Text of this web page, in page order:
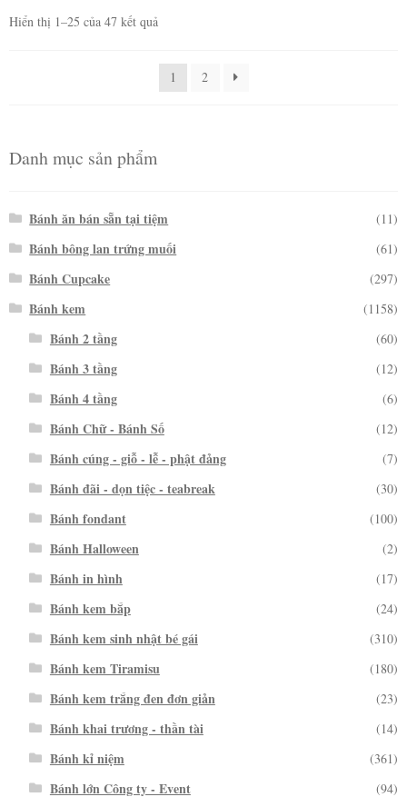
Hiển thị 1–25 của 47 kết quả
1 2
Danh mục sản phẩm
Bánh ăn bán sẵn tại tiệm (11)
Bánh bông lan trứng muối (61)
Bánh Cupcake (297)
Bánh kem (1158)
Bánh 2 tầng (60)
Bánh 3 tầng (12)
Bánh 4 tầng (6)
Bánh Chữ - Bánh Số (12)
Bánh cúng - giỗ - lễ - phật đảng (7)
Bánh đãi - dọn tiệc - teabreak (30)
Bánh fondant (100)
Bánh Halloween (2)
Bánh in hình (17)
Bánh kem bắp (24)
Bánh kem sinh nhật bé gái (310)
Bánh kem Tiramisu (180)
Bánh kem trắng đen đơn giản (23)
Bánh khai trương - thần tài (14)
Bánh kỉ niệm (361)
Bánh lớn Công ty - Event (94)